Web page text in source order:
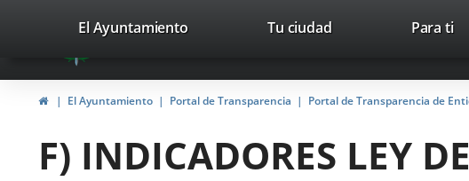
Portal
Web
del
avaTop
valladolid.es
El Ayuntamiento Tu ciudad Para ti
InicioEl Ayuntamiento Portal de Transparencia Portal de Transparencia de
F) INDICADORES LEY